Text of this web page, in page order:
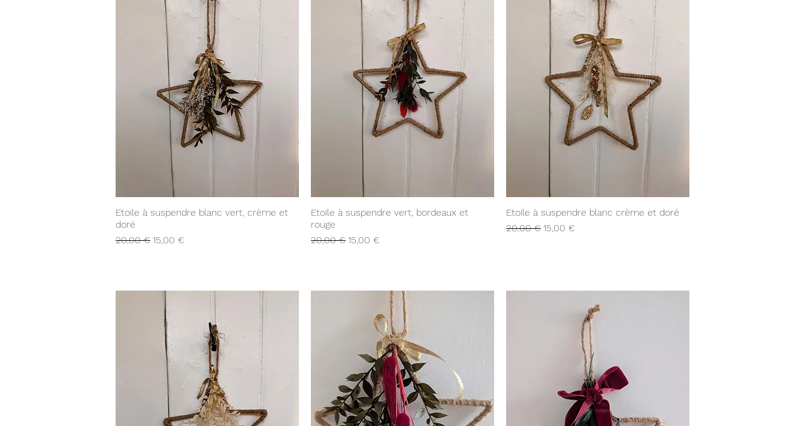
Aperçu rapide
Etoile à suspendre blanc vert, crème et
doré
Prix original
20,00 € Prix promotionnel
15,00 €
Aperçu rapide
Etoile à suspendre vert, bordeaux et
rouge
Prix original
20,00 € Prix promotionnel
15,00 €
Aperçu rapide
Etoile à suspendre blanc crème et doré
Prix original
20,00 € Prix promotionnel
15,00 €